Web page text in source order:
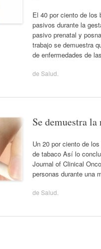
El 40 por ciento de los
pasivos durante la
pasivo prenatal y
trabajo se demuestra
de enfermedades de
de Salud
Se demuestra
Un 20 por ciento de
de tabaco Así lo
Journal of Clinical
personas durante
de Salud